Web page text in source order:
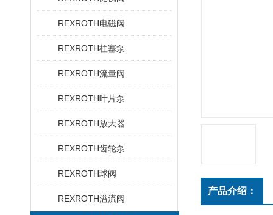
REXROTH电磁阀
REXROTH柱塞泵
REXROTH流量阀
REXROTH叶片泵
REXROTH放大器
REXROTH齿轮泵
REXROTH球阀
REXROTH溢流阀
产品介绍：